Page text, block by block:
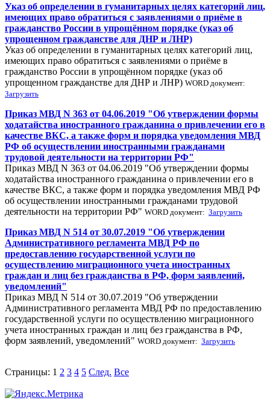
Указ об определении в гуманитарных целях категорий лиц,
имеющих право обратиться с заявлениями о приёме в
гражданство России в упрощённом порядке (указ об
упрощенном гражданстве для ДНР и ЛНР)
Указ об определении в гуманитарных целях категорий лиц,
имеющих право обратиться с заявлениями о приёме в
гражданство России в упрощённом порядке (указ об
упрощенном гражданстве для ДНР и ЛНР) WORD документ:
Загрузить
Приказ МВД N 363 от 04.06.2019 "Об утверждении формы
ходатайства иностранного гражданина о привлечении его в
качестве ВКС, а также форм и порядка уведомления МВД
РФ об осуществлении иностранными гражданами
трудовой деятельности на территории РФ"
Приказ МВД N 363 от 04.06.2019 "Об утверждении формы
ходатайства иностранного гражданина о привлечении его в
качестве ВКС, а также форм и порядка уведомления МВД РФ
об осуществлении иностранными гражданами трудовой
деятельности на территории РФ" WORD документ: Загрузить
Приказ МВД N 514 от 30.07.2019 "Об утверждении
Административного регламента МВД РФ по
предоставлению государственной услуги по
осуществлению миграционного учета иностранных
граждан и лиц без гражданства в РФ, форм заявлений,
уведомлений"
Приказ МВД N 514 от 30.07.2019 "Об утверждении
Административного регламента МВД РФ по предоставлению
государственной услуги по осуществлению миграционного
учета иностранных граждан и лиц без гражданства в РФ,
форм заявлений, уведомлений" WORD документ: Загрузить
Страницы: 1 2 3 4 5 След. Все